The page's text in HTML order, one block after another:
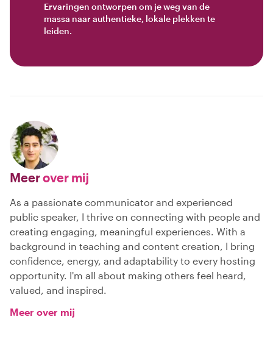
Ervaringen ontworpen om je weg van de
massa naar authentieke, lokale plekken te
leiden.
Meerover mij
As a passionate communicator and experienced
public speaker, I thrive on connecting with people and
creating engaging, meaningful experiences. With a
background in teaching and content creation, I bring
confidence, energy, and adaptability to every hosting
opportunity. I'm all about making others feel heard,
valued, and inspired.
Meer over mij